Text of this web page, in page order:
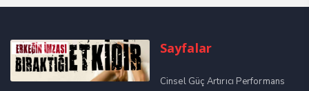
Sayfalar
Cinsel Güç Artırıcı Performans